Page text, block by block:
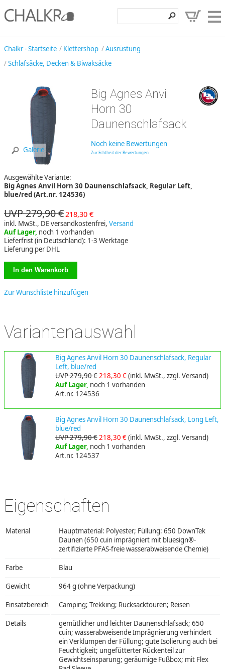
Entdecken
Angebote
Hilfe, Kontakt
Kundenbereich
Chalkr - Startseite Klettershop
Ausrüstung
Schlafsäcke, Decken & Biwaksäcke
Galerie
Big Agnes Anvil
Horn 30
Daunenschlafsack
Noch keine Bewertungen
Zur Echtheit der Bewertungen
Ausgewählte Variante:
Big Agnes Anvil Horn 30 Daunenschlafsack, Regular Left,
blue/red (Art.nr. 124536)
UVP 279,90 €218,30 €
inkl. MwSt., DE versandkostenfrei, Versand
Auf Lager, noch 1 vorhanden
Lieferfrist (in Deutschland): 1-3 Werktage
Lieferung per DHL
Zur Wunschliste hinzufügen
Variantenauswahl
Big Agnes Anvil Horn 30 Daunenschlafsack, Regular
Left, blue/red
UVP 279,90 € 218,30 €(inkl. MwSt., zzgl. Versand)
Auf Lager, noch 1 vorhanden
Art.nr. 124536
Big Agnes Anvil Horn 30 Daunenschlafsack, Long Left,
blue/red
UVP 279,90 €218,30 €(inkl. MwSt., zzgl. Versand)
Auf Lager, noch 1 vorhanden
Art.nr. 124537
Eigenschaften
Material
Hauptmaterial: Polyester; Füllung: 650 DownTek
Daunen (650 cuin imprägniert mit bluesign®-
zertifizierte PFAS-freie wasserabweisende Chemie)
Farbe Blau
Gewicht 964 g (ohne Verpackung)
Einsatzbereich Camping; Trekking; Rucksacktouren; Reisen
Details
gemütlicher und leichter Daunenschlafsack; 650
cuin; wasserabweisende Imprägnierung verhindert
ein Verklumpen der Füllung; gute Isolierung auch bei
Feuchtigkeit; ungefütterter Rückenteil zur
Gewichtseinsparung; geräumige Fußbox; mit Flex